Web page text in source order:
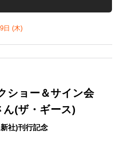
日 (木)
ショー＆サイン会
(ザ・ギース)
社)刊行記念